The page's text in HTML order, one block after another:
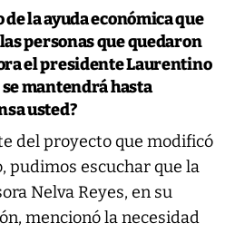
de la ayuda económica que
personas que quedaron
el presidente Laurentino
mantendrá hasta
usted?
del proyecto que modificó
pudimos escuchar que la
Nelva Reyes, en su
mencionó la necesidad